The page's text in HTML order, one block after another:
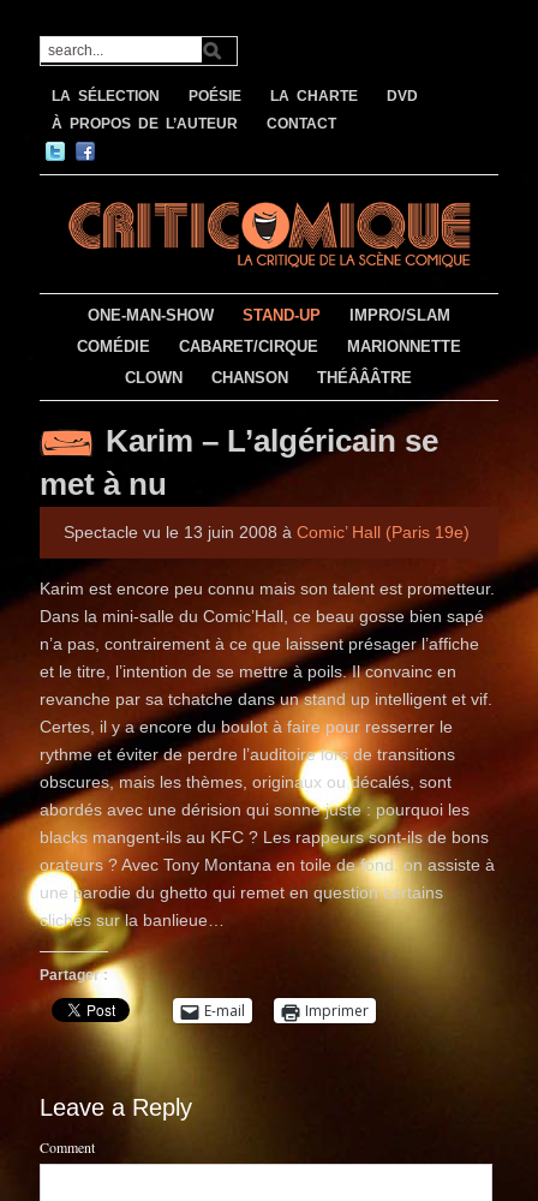
LA SÉLECTION POÉSIE LA CHARTE
DVD
À PROPOS DE L’AUTEUR
CONTACT
ONE-MAN-SHOW STAND-UP
IMPRO/SLAM
COMÉDIE
CABARET/CIRQUE
MARIONNETTE
CLOWN
CHANSON THÉÂÂÂTRE
Karim – L’algéricain se
met à nu
Spectacle vu le 13 juin 2008 àComic’ Hall (Paris 19e)
Karim est encore peu connu mais son talent est prometteur.
Dans la mini-salle du Comic’Hall, ce beau gosse bien sapé
n’a pas, contrairement à ce que laissent présager l’affiche
et le titre, l’intention de se mettre à poils. Il convainc en
revanche par sa tchatche dans un stand up intelligent et vif.
Certes, il y a encore du boulot à faire pour resserrer le
rythme et éviter de perdre l’auditoire lors de transitions
obscures, mais les thèmes, originaux ou décalés, sont
abordés avec une dérision qui sonne juste : pourquoi les
blacks mangent-ils au KFC ? Les rappeurs sont-ils de bons
orateurs ? Avec Tony Montana en toile de fond, on assiste à
une parodie du ghetto qui remet en question certains
clichés sur la banlieue…
Partager :
E-mail Imprimer
Leave a Reply
Comment